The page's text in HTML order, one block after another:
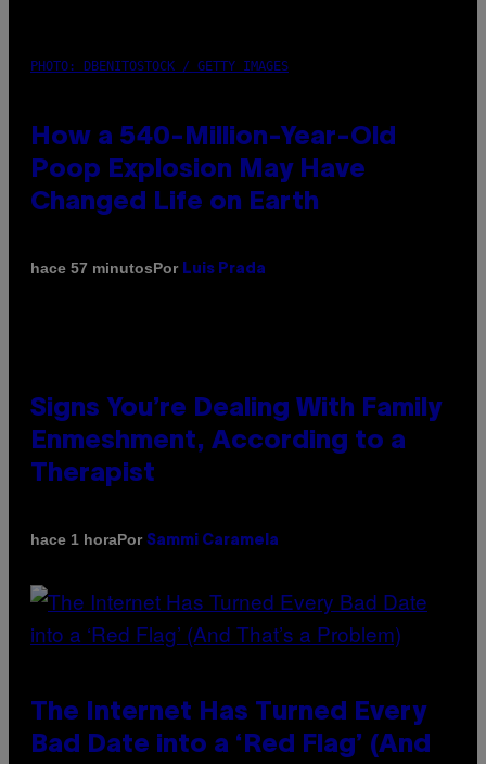
PHOTO: DBENITOSTOCK / GETTY IMAGES
How a 540-Million-Year-Old
Poop Explosion May Have
Changed Life on Earth
hace 57 minutosPor Luis Prada
Signs You’re Dealing With Family
Enmeshment, According to a
Therapist
hace 1 horaPor Sammi Caramela
The Internet Has Turned Every
Bad Date into a ‘Red Flag’ (And